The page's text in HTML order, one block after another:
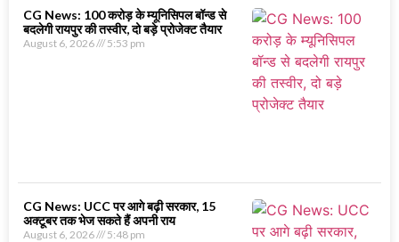
CG News: 100 करोड़ के म्यूनिसिपल बॉन्ड से
बदलेगी रायपुर की तस्वीर, दो बड़े प्रोजेक्ट तैयार
August 6, 2026 5:53 pm
CG News: UCC पर आगे बढ़ी सरकार, 15
अक्टूबर तक भेज सकते हैं अपनी राय
August 6, 2026 5:48 pm